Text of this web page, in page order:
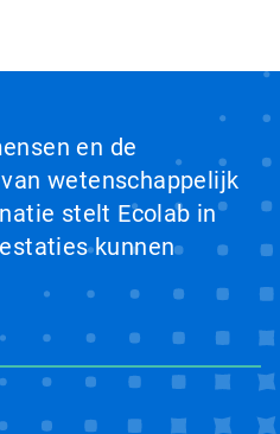
en de
wetenschappelijk
stelt Ecolab in
kunnen